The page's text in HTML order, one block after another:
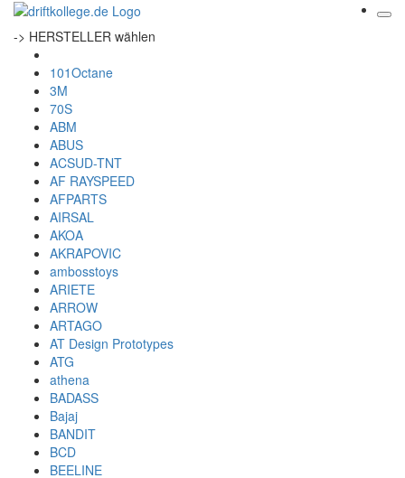
-> HERSTELLER wählen
101Octane
3M
70S
ABM
ABUS
ACSUD-TNT
AF RAYSPEED
AFPARTS
AIRSAL
AKOA
AKRAPOVIC
ambosstoys
ARIETE
ARROW
ARTAGO
AT Design Prototypes
ATG
athena
BADASS
Bajaj
BANDIT
BCD
BEELINE